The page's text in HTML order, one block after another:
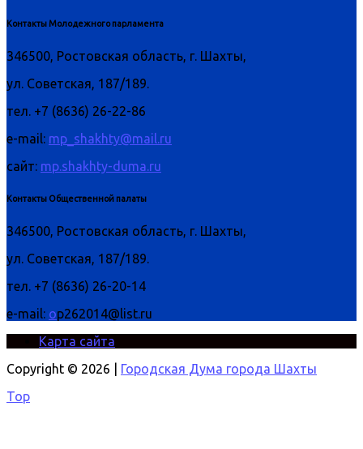
Контакты Молодежного парламента
346500, Ростовская область, г. Шахты,
ул. Советская, 187/189.
тел. +7 (8636) 26-22-86
e-mail: mp_shakhty@mail.ru
сайт: mp.shakhty-duma.ru
Контакты Общественной палаты
346500, Ростовская область, г. Шахты,
ул. Советская, 187/189.
тел. +7 (8636) 26-20-14
e-mail: op262014@list.ru
Карта сайта
Copyright © 2026 |
Городская Дума города Шахты
Top